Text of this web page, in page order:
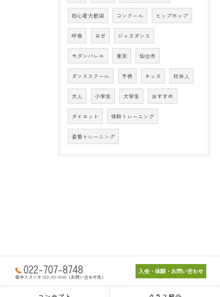
初心者大歓迎 コンクール ヒップホップ
呼吸 ヨガ ジャズダンス
モダンバレエ 東京 仙台市
ダンススクール 子供 キッズ 社会人
大人 小学生 大学生 おすすめ
ダイエット 体幹トレーニング
姿勢トレーニング
022-707-8748
田中スタジオ 022-707-8748（お問い合わせ先）
入会・体験・お問い合わせ